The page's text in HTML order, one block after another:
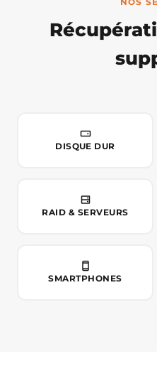
DISQUE DUR
RAID & SERVEURS
SMARTPHONES